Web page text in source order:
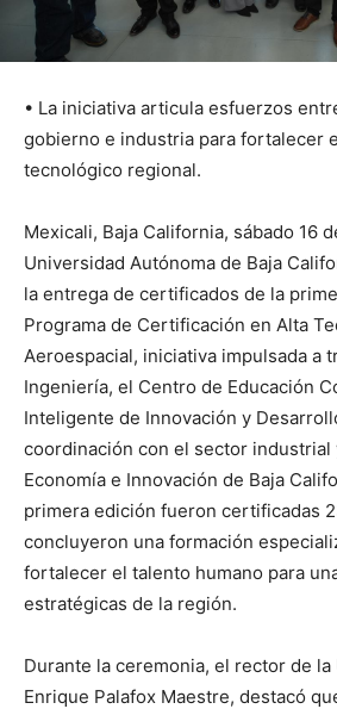
• La iniciativa articula esfuerzos
gobierno e industria para fortalecer
tecnológico regional.
Mexicali, Baja California, sábado 16
Universidad Autónoma de Baja
la entrega de certificados de la
Programa de Certificación en Alta
Aeroespacial, iniciativa impulsada a
Ingeniería, el Centro de Educación
Inteligente de Innovación y
coordinación con el sector industrial
Economía e Innovación de Baja
primera edición fueron certificadas
concluyeron una formación
fortalecer el talento humano para
estratégicas de la región.
Durante la ceremonia, el rector de la
Enrique Palafox Maestre, destacó